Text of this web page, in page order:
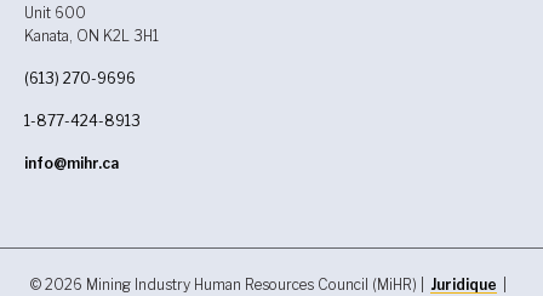
Unit 600
Kanata, ON K2L 3H1
(613) 270-9696
1-877-424-8913
info@mihr.ca
© 2026 Mining Industry Human Resources Council (MiHR) | Juridique